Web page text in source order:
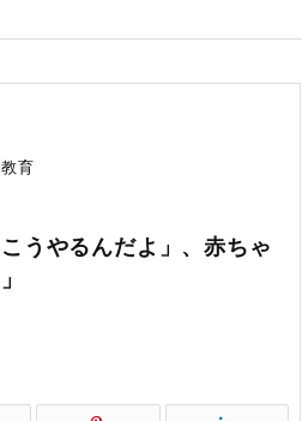
教育
うやるんだよ」、赤ちゃ